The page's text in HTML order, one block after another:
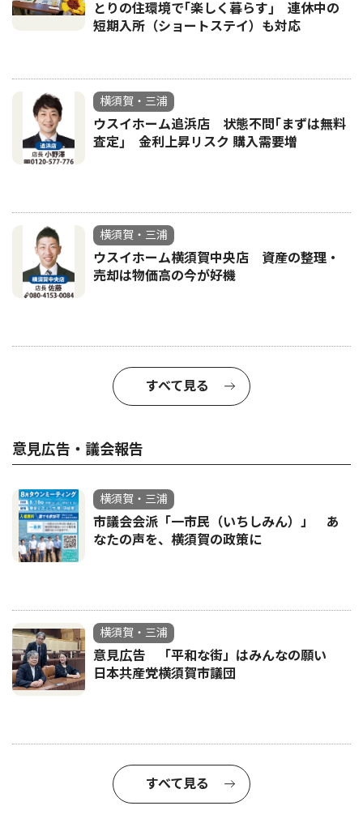
とりの住環境で｢楽しく暮らす｣ 連休中の
短期入所（ショートステイ）も対応
横須賀・三浦
ウスイホーム追浜店 状態不問｢まずは無料
査定｣ 金利上昇リスク 購入需要増
横須賀・三浦
ウスイホーム横須賀中央店 資産の整理・
売却は物価高の今が好機
すべて見る
意見広告・議会報告
横須賀・三浦
市議会会派「一市民（いちしみん）」 あ
なたの声を、横須賀の政策に
横須賀・三浦
意見広告 「平和な街」はみんなの願い
日本共産党横須賀市議団
すべて見る